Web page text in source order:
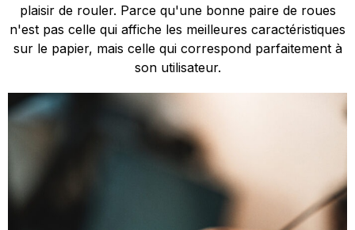
plaisir de rouler. Parce qu'une bonne paire de roues
n'est pas celle qui affiche les meilleures caractéristiques
sur le papier, mais celle qui correspond parfaitement à
son utilisateur.